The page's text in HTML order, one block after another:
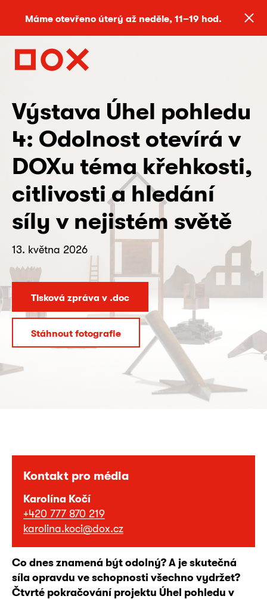
Máme otevřeno úterý až neděle, 11–19 hod.
Výstava Úhel pohledu
4: Odolnost otevírá v
DOXu téma křehkosti,
citlivosti a hledání
síly v nejistém světě
13. května 2026
Tisková zpráva v .doc
Stáhnout fotografie
Kontakt pro média
Karolína Kočí
+420 777 870 219
karolina.koci@dox.cz
Co dnes znamená být odolný? A je skutečná
síla opravdu ve schopnosti všechno vydržet?
Čtvrté pokračování projektu Úhel pohledu v